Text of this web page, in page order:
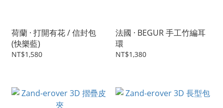
荷蘭 · 打開有花 / 信封包
(快樂藍)
NT$1,580
法國 · BEGUR 手工竹編耳
環
NT$1,380